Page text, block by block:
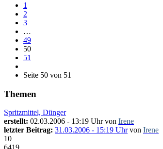
1
2
3
…
49
50
51
Seite 50 von 51
Themen
Spritzmittel, Dünger
erstellt: 02.03.2006 - 13:19 Uhr von Irene
letzter Beitrag: 31.03.2006 - 15:19 Uhrvon Irene
10